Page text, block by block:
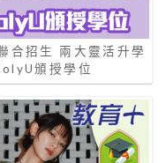
合招生 兩大靈活升學
頒授學位